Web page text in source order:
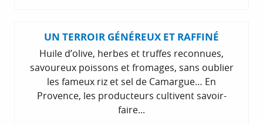
UN TERROIR GÉNÉREUX ET RAFFINÉ
Huile d’olive, herbes et truffes reconnues,
savoureux poissons et fromages, sans oublier
les fameux riz et sel de Camargue… En
Provence, les producteurs cultivent savoir-
faire...